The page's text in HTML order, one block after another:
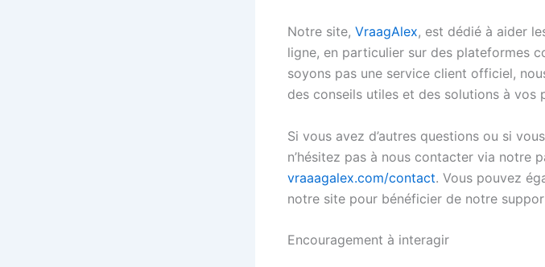
Notre site, VraagAlex, est dédié à aider
ligne, en particulier sur des plateformes
soyons pas une service client officiel,
des conseils utiles et des solutions à vos
Si vous avez d’autres questions ou si
n’hésitez pas à nous contacter via notre
vraaagalex.com/contact. Vous pouvez
notre site pour bénéficier de notre
Encouragement à interagir